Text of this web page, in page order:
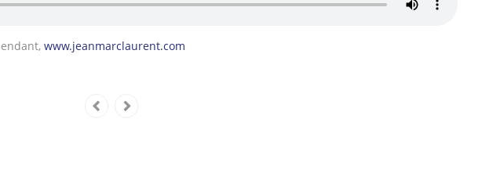
www.jeanmarclaurent.com